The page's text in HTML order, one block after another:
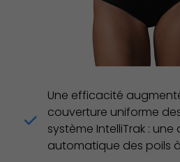
Une efficacité
couverture uniforme
système IntelliTrak :
automatique des poils